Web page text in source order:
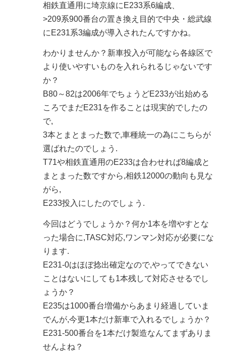
相鉄直通用に埼京線にE233系6編成、
>209系900番台の置き換え目的で中央・総武線
にE231系3編成が導入されたんですかね。
わかりませんか？新車投入が可能なら各線区で
より使いやすいものを入れられるじゃないです
か？
B80～82は2006年でちょうどE233が出始める
ころでまだE231を作ることは現実的でしたの
で,
3本とまとまった数で,車種統一の為にこちらが
選ばれたのでしょう.
T71や相鉄直通用のE233は合わせれば8編成と
まとまった数ですから,相鉄12000の動向も見な
がら,
E233投入にしたのでしょう.
今回はどうでしょうか？何か1本を増やすとな
った場合に,TASC対応,ワンマン対応が必要にな
ります.
E231-0はほぼ捻出確定なので,やってできない
ことはないにしても1本残して対応させるでし
ょうか？
E235は1000番台増備からあまり経過していま
でんが,今更1本だけ新車で入れるでしょうか？
E231-500番台を1本だけ製造なんてまずありま
せんよね？